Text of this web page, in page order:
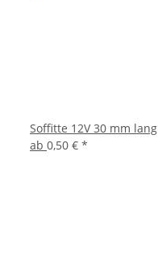
Soffitte 12V 30 mm lang
ab 0,50 € *